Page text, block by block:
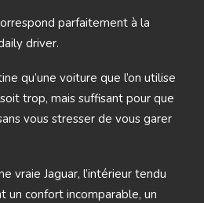
parfaitement à la
driver.
qu’une voiture que l’on utilise
trop, mais suffisant pour que
vous stresser de vous garer
vraie Jaguar, l’intérieur tendu
un confort incomparable, un